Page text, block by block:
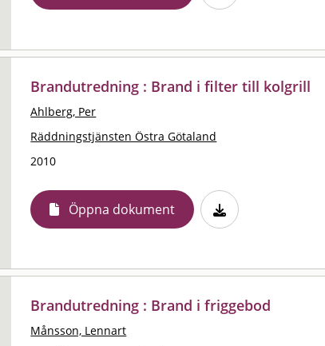
Brandutredning : Brand i filter till kolgrill
Ahlberg, Per
Räddningstjänsten Östra Götaland
2010
Öppna dokument
Brandutredning : Brand i friggebod
Månsson, Lennart